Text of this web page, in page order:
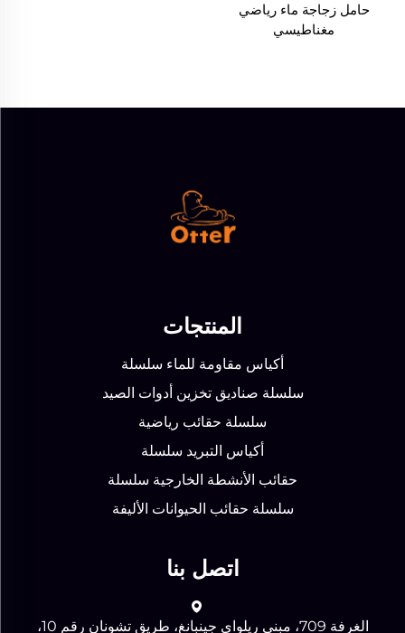
حامل زجاجة ماء رياضي
مغناطيسي
المنتجات
أكياس مقاومة للماء سلسلة
سلسلة صناديق تخزين أدوات الصيد
سلسلة حقائب رياضية
أكياس التبريد سلسلة
حقائب الأنشطة الخارجية سلسلة
سلسلة حقائب الحيوانات الأليفة
اتصل بنا
الغرفة 709، مبنى ريلواي جينبانغ، طريق تشونان رقم 10،